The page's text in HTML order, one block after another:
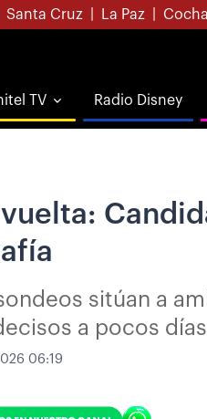
Santa Cruz La Paz
TV Radio Disney
sitúan a
a pocos
06:19